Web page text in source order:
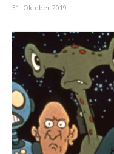
31. Oktober 2019